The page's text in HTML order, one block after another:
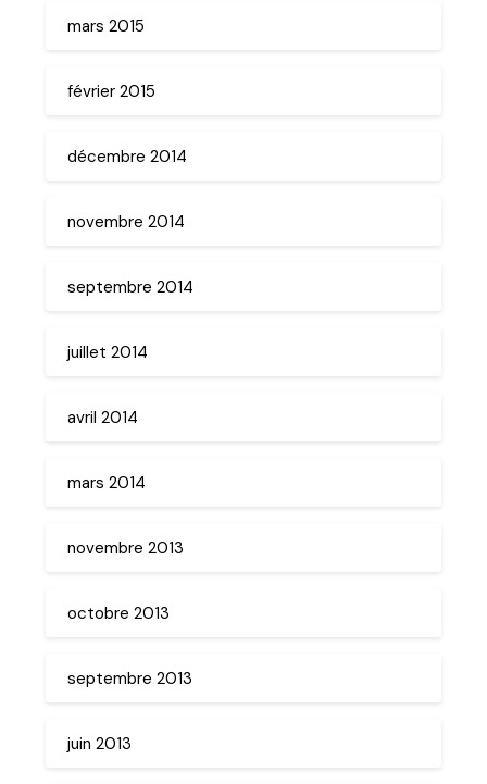
mars 2015
février 2015
décembre 2014
novembre 2014
septembre 2014
juillet 2014
avril 2014
mars 2014
novembre 2013
octobre 2013
septembre 2013
juin 2013